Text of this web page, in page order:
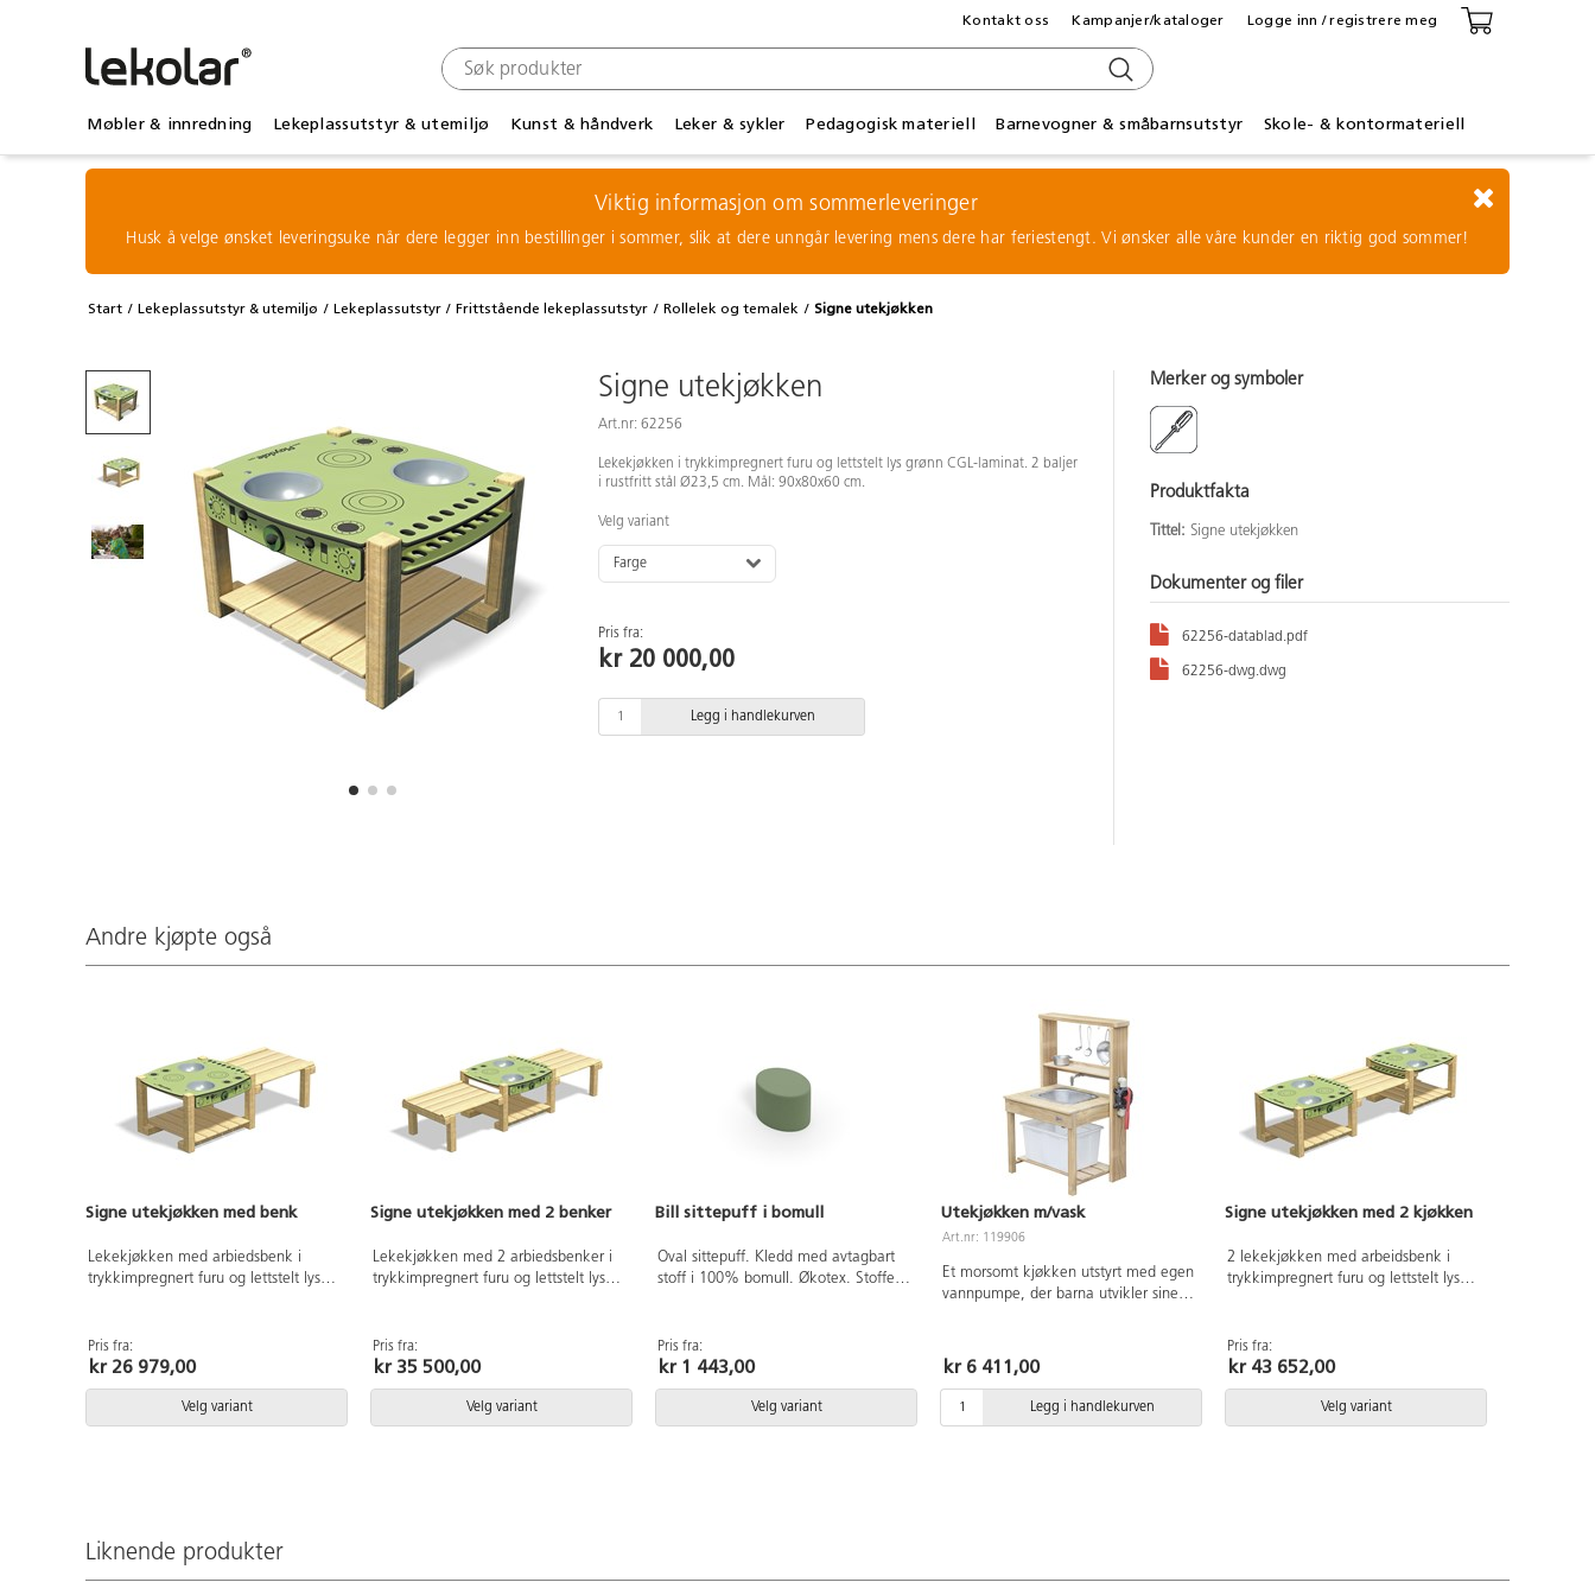
Møbler & innredning Lekeplassutstyr & utemiljø Kunst & håndverk Leker & sykler Pedagogisk materiell Barnevogner & småbarnsutstyr Skole- & kontormateriell
Kontakt oss Kampanjer/kataloger Logge inn / registrere meg
Viktig informasjon om sommerleveringer
Husk å velge ønsket leveringsuke når dere legger inn bestillinger i sommer, slik at dere unngår levering mens dere har feriestengt. Vi ønsker alle våre kunder en riktig god sommer!
Start Lekeplassutstyr & utemiljø Lekeplassutstyr Frittstående lekeplassutstyr Rollelek og temalek Signe utekjøkken
Signe utekjøkken
Art.nr: 62256
Lekekjøkken i trykkimpregnert furu og lettstelt lys grønn CGL-laminat. 2 baljer
i rustfritt stål Ø23,5 cm. Mål: 90x80x60 cm.
Velg variant
Farge
Pris fra:
kr 20 000,00
Legg i handlekurven
Merker og symboler
Produktfakta
Tittel: Signe utekjøkken
Dokumenter og filer
62256-datablad.pdf
62256-dwg.dwg
Andre kjøpte også
Signe utekjøkken med benk
Lekekjøkken med arbiedsbenk i
trykkimpregnert furu og lettstelt lys
Pris fra:
kr 26 979,00
Velg variant
Signe utekjøkken med 2 benker
Lekekjøkken med 2 arbiedsbenker i
trykkimpregnert furu og lettstelt lys
Pris fra:
kr 35 500,00
Velg variant
Bill sittepuff i bomull
Oval sittepuff. Kledd med avtagbart
stoff i 100% bomull. Økotex. Stoffet
Pris fra:
kr 1 443,00
Velg variant
Utekjøkken m/vask
Art.nr: 119906
Et morsomt kjøkken utstyrt med egen
vannpumpe, der barna utvikler sine
som fascinerer barn, og dette
produktet gir store muligheter for
utendørs læring. Pumpemekanisme
som er enkel å bruke, plastbalje og
kr 6 411,00
Legg i handlekurven
Signe utekjøkken med 2 kjøkken
2 lekekjøkken med arbeidsbenk i
trykkimpregnert furu og lettstelt lys
Pris fra:
kr 43 652,00
Velg variant
Liknende produkter